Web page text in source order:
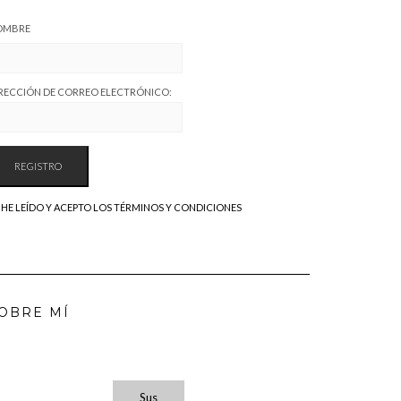
DE CORREO ELECTRÓNICO:
HE LEÍDO Y ACEPTO LOS TÉRMINOS Y CONDICIONES
MÍ
Sus